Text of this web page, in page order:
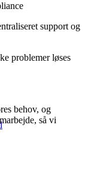
support og
problemer løses
behov, og
så vi